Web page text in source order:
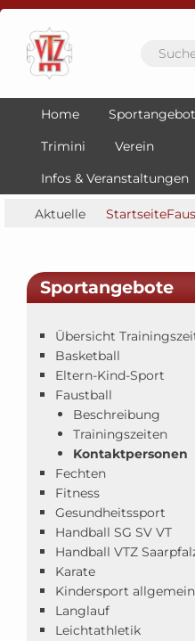
Home
Trimini
Verein
Infos & Veranstaltungen
Aktuelle
Startseite
Sportangebote
Übersicht
Basketball
Eltern-Kind-Sport
Faustball
Beschreibung
Trainingszeiten
Kontaktpersonen
Fechten
Fitness
Gesundheitssport
Handball SG SV VT
Handball VTZ
Karate
Kindersport allgemein
Langlauf
Leichtathletik